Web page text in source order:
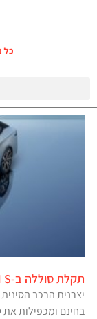
תקלת סוללה ב-AION S : כך מטפלים בסין בתקלה סדרתית
בחינם ומכפילות את